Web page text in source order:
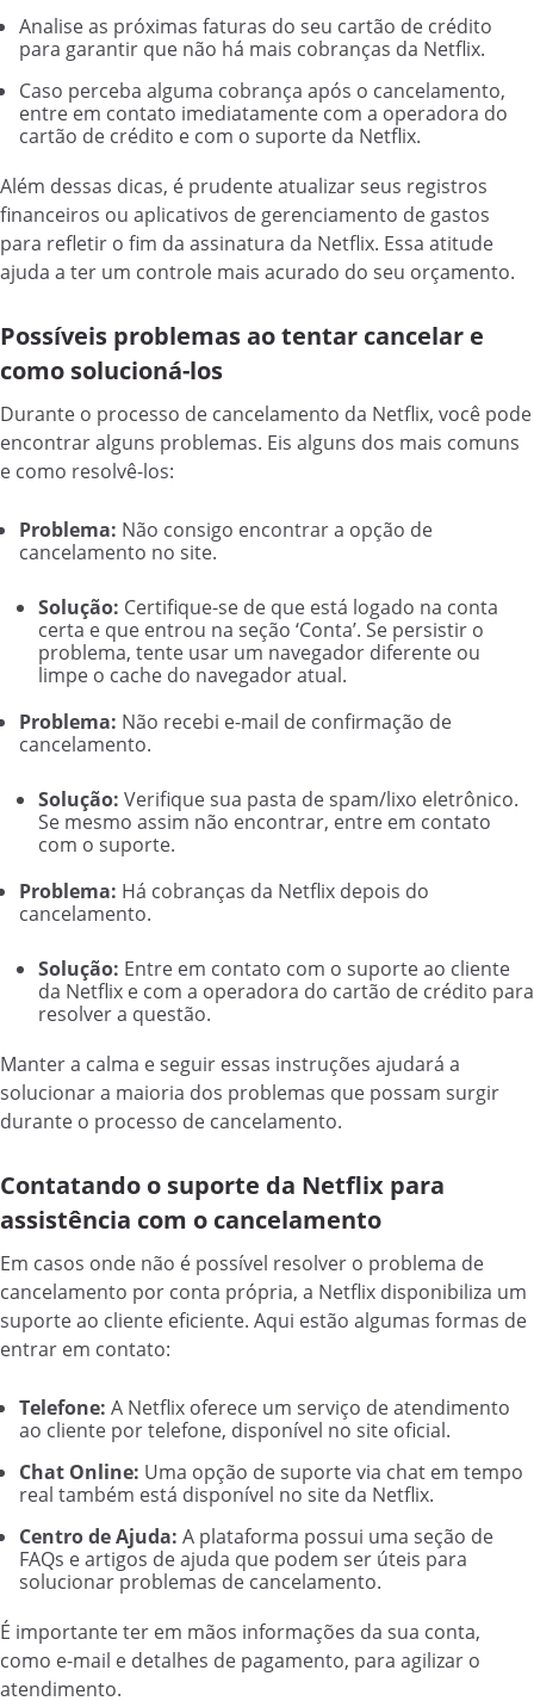
Analise as próximas faturas do seu cartão de crédito
para garantir que não há mais cobranças da Netflix.
Caso perceba alguma cobrança após o cancelamento,
entre em contato imediatamente com a operadora do
cartão de crédito e com o suporte da Netflix.
Além dessas dicas, é prudente atualizar seus registros
financeiros ou aplicativos de gerenciamento de gastos
para refletir o fim da assinatura da Netflix. Essa atitude
ajuda a ter um controle mais acurado do seu orçamento.
Possíveis problemas ao tentar cancelar e
como solucioná-los
Durante o processo de cancelamento da Netflix, você pode
encontrar alguns problemas. Eis alguns dos mais comuns
e como resolvê-los:
Problema: Não consigo encontrar a opção de
cancelamento no site.
Solução: Certifique-se de que está logado na conta
certa e que entrou na seção ‘Conta’. Se persistir o
problema, tente usar um navegador diferente ou
limpe o cache do navegador atual.
Problema: Não recebi e-mail de confirmação de
cancelamento.
Solução: Verifique sua pasta de spam/lixo eletrônico.
Se mesmo assim não encontrar, entre em contato
com o suporte.
Problema: Há cobranças da Netflix depois do
cancelamento.
Solução: Entre em contato com o suporte ao cliente
da Netflix e com a operadora do cartão de crédito para
resolver a questão.
Manter a calma e seguir essas instruções ajudará a
solucionar a maioria dos problemas que possam surgir
durante o processo de cancelamento.
Contatando o suporte da Netflix para
assistência com o cancelamento
Em casos onde não é possível resolver o problema de
cancelamento por conta própria, a Netflix disponibiliza um
suporte ao cliente eficiente. Aqui estão algumas formas de
entrar em contato:
Telefone: A Netflix oferece um serviço de atendimento
ao cliente por telefone, disponível no site oficial.
Chat Online: Uma opção de suporte via chat em tempo
real também está disponível no site da Netflix.
Centro de Ajuda: A plataforma possui uma seção de
FAQs e artigos de ajuda que podem ser úteis para
solucionar problemas de cancelamento.
É importante ter em mãos informações da sua conta,
como e-mail e detalhes de pagamento, para agilizar o
atendimento.